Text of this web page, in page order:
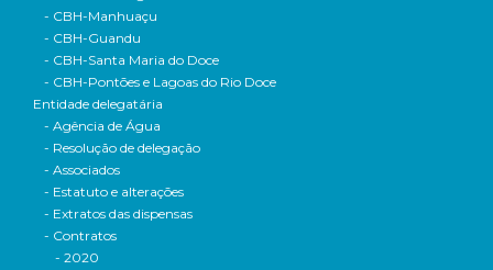
- CBH-Manhuaçu
- CBH-Guandu
- CBH-Santa Maria do Doce
- CBH-Pontões e Lagoas do Rio Doce
Entidade delegatária
- Agência de Água
- Resolução de delegação
- Associados
- Estatuto e alterações
- Extratos das dispensas
- Contratos
- 2020